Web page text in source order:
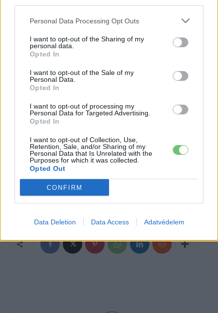
Personal Data Processing Opt Outs
I want to opt-out of the Sharing of my
personal data.
Opted In
I want to opt-out of the Sale of my
Personal Data.
Opted In
I want to opt-out of processing my
Personal Data for Targeted Advertising.
Opted In
I want to opt-out of Collection, Use,
Retention, Sale, and/or Sharing of my
Personal Data that Is Unrelated with the
Purposes for which it was collected.
Opted Out
CONFIRM
Data Deletion Data Access Adatvédelem
Kína: 2170 típusú NCM (fő felhasználás: MIC Model
3/Model Y és MIG Model Y)
CATL:
Kína: prizmás LFP (fő felhasználás:
Tesla:
California/Texas: 4680 típusú, nem nyilvános kémia (fő
felhasználási terület: Made-in-Texas Model Y)
Kövesd az e-cars.hu-t a Facebookon is, további
tartalmakért!
18650 2170
Elektromobilitás
Elektromos autó LFP kémia Tesla